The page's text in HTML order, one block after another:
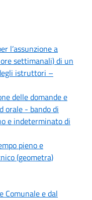
l’assunzione a
settimanali) di un
istruttori –
delle domande e
orale - bando di
e indeterminato di
pieno e
(geometra)
Comunale e dal